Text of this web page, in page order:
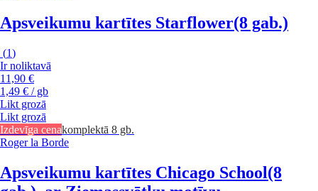
Apsveikumu kartītes Starflower(8 gab.)
(1)
Ir noliktavā
11,90 €
1,49 € / gb
Likt grozā
Likt grozā
Izdevīga cenakomplektā 8 gb.
Roger la Borde
Apsveikumu kartītes Chicago School(8